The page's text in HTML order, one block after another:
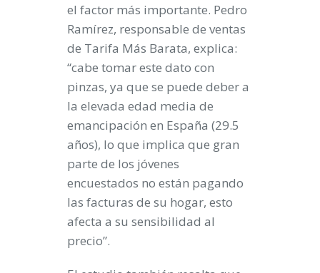
el factor más importante. Pedro
Ramírez, responsable de ventas
de Tarifa Más Barata, explica:
“cabe tomar este dato con
pinzas, ya que se puede deber a
la elevada edad media de
emancipación en España (29.5
años), lo que implica que gran
parte de los jóvenes
encuestados no están pagando
las facturas de su hogar, esto
afecta a su sensibilidad al
precio”.